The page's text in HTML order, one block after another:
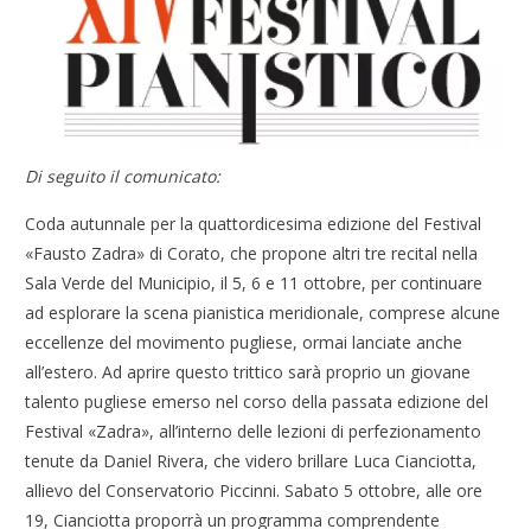
Di seguito il comunicato:
Coda autunnale per la quattordicesima edizione del Festival
«Fausto Zadra» di Corato, che propone altri tre recital nella
Sala Verde del Municipio, il 5, 6 e 11 ottobre, per continuare
ad esplorare la scena pianistica meridionale, comprese alcune
eccellenze del movimento pugliese, ormai lanciate anche
all’estero. Ad aprire questo trittico sarà proprio un giovane
talento pugliese emerso nel corso della passata edizione del
Festival «Zadra», all’interno delle lezioni di perfezionamento
tenute da Daniel Rivera, che videro brillare Luca Cianciotta,
allievo del Conservatorio Piccinni. Sabato 5 ottobre, alle ore
19, Cianciotta proporrà un programma comprendente